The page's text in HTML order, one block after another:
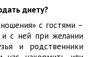
диету?
с гостями –
и с ней при желании
и родственники